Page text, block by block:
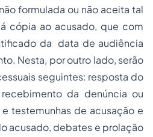
formulada ou não aceita tal
cópia ao acusado, que com
da data de audiência
Nesta, por outro lado, serão
seguintes: resposta do
da denúncia ou
testemunhas de acusação e
acusado, debates e prolação